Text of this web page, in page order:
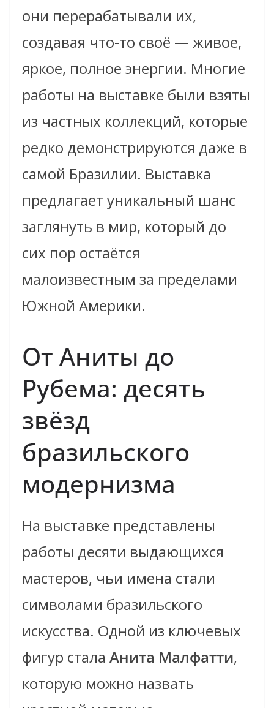
они перерабатывали их,
создавая что-то своё — живое,
яркое, полное энергии. Многие
работы на выставке были взяты
из частных коллекций, которые
редко демонстрируются даже в
самой Бразилии. Выставка
предлагает уникальный шанс
заглянуть в мир, который до
сих пор остаётся
малоизвестным за пределами
Южной Америки.
От Аниты до
Рубема: десять
звёзд
бразильского
модернизма
На выставке представлены
работы десяти выдающихся
мастеров, чьи имена стали
символами бразильского
искусства. Одной из ключевых
фигур стала Анита Малфатти,
которую можно назвать